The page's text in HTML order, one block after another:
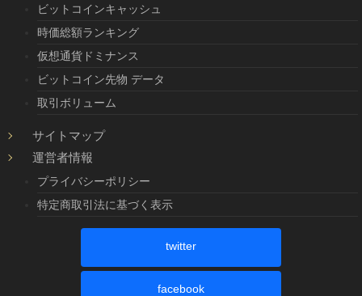
ビットコインキャッシュ
時価総額ランキング
仮想通貨ドミナンス
ビットコイン先物 データ
取引ボリューム
サイトマップ
運営者情報
プライバシーポリシー
特定商取引法に基づく表示
twitter
facebook